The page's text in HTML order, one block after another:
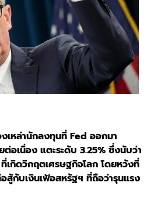
เหล่านักลงทุนที่ Fed ออกมา
อเนื่อง แตะระดับ 3.25% ซึ่งนับว่า
กิดวิกฤตเศรษฐกิจโลก โดยหวังที่
สู้กับเงินเฟ้อสหรัฐฯ ที่ถือว่ารุนแรง